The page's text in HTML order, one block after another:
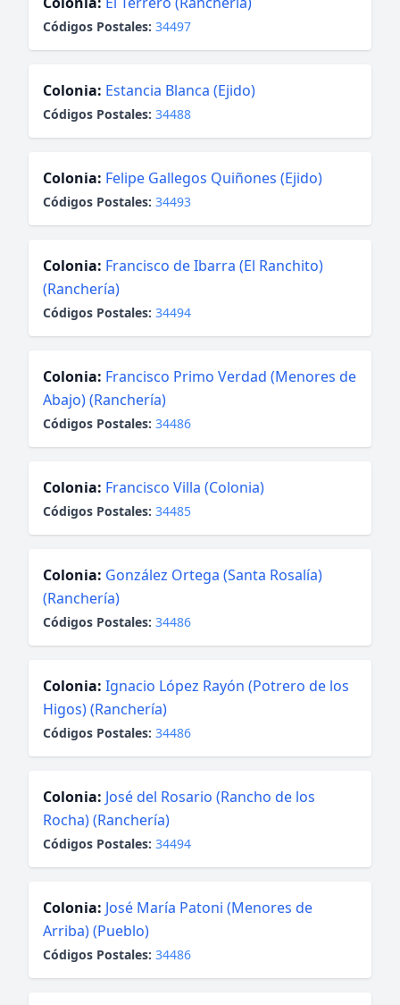
Códigos Postales: 34497
Colonia: Estancia Blanca (Ejido)
Códigos Postales: 34488
Colonia: Felipe Gallegos Quiñones (Ejido)
Códigos Postales: 34493
Colonia: Francisco de Ibarra (El Ranchito)
(Ranchería)
Códigos Postales: 34494
Colonia: Francisco Primo Verdad (Menores de
Abajo) (Ranchería)
Códigos Postales: 34486
Colonia: Francisco Villa (Colonia)
Códigos Postales: 34485
Colonia: González Ortega (Santa Rosalía)
(Ranchería)
Códigos Postales: 34486
Colonia: Ignacio López Rayón (Potrero de los
Higos) (Ranchería)
Códigos Postales: 34486
Colonia: José del Rosario (Rancho de los
Rocha) (Ranchería)
Códigos Postales: 34494
Colonia: José María Patoni (Menores de
Arriba) (Pueblo)
Códigos Postales: 34486